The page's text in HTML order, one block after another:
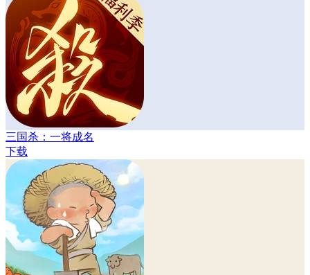
三国杀：一将成名
下载